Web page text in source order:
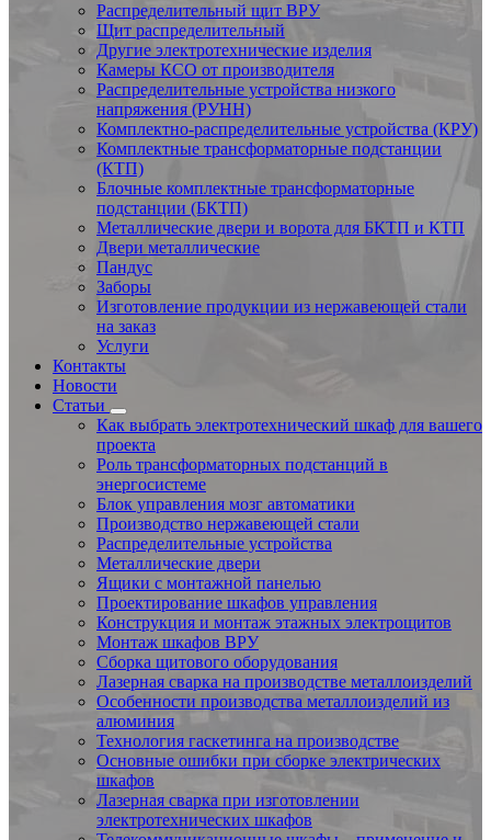
Распределительный щит ВРУ
Щит распределительный
Другие электротехнические изделия
Камеры КСО от производителя
Распределительные устройства низкого
напряжения (РУНН)
Комплектно-распределительные устройства (КРУ)
Комплектные трансформаторные подстанции
(КТП)
Блочные комплектные трансформаторные
подстанции (БКТП)
Металлические двери и ворота для БКТП и КТП
Двери металлические
Пандус
Заборы
Изготовление продукции из нержавеющей стали
на заказ
Услуги
Контакты
Новости
Статьи
Как выбрать электротехнический шкаф для вашего
проекта
Роль трансформаторных подстанций в
энергосистеме
Блок управления мозг автоматики
Производство нержавеющей стали
Распределительные устройства
Металлические двери
Ящики с монтажной панелью
Проектирование шкафов управления
Конструкция и монтаж этажных электрощитов
Монтаж шкафов ВРУ
Сборка щитового оборудования
Лазерная сварка на производстве металлоизделий
Особенности производства металлоизделий из
алюминия
Технология гаскетинга на производстве
Основные ошибки при сборке электрических
шкафов
Лазерная сварка при изготовлении
электротехнических шкафов